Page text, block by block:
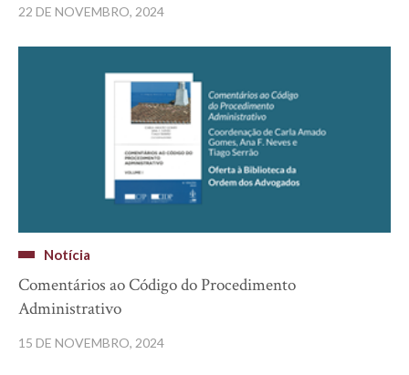
22 DE NOVEMBRO, 2024
Notícia
Comentários ao Código do Procedimento
Administrativo
15 DE NOVEMBRO, 2024